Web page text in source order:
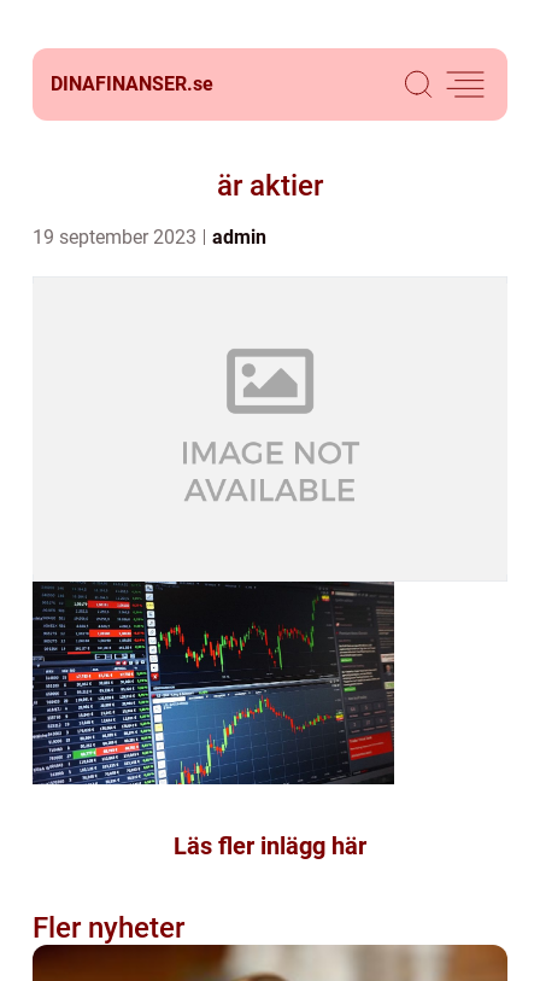
DINAFINANSER.se
är aktier
19 september 2023 admin
Läs fler inlägg här
Fler nyheter